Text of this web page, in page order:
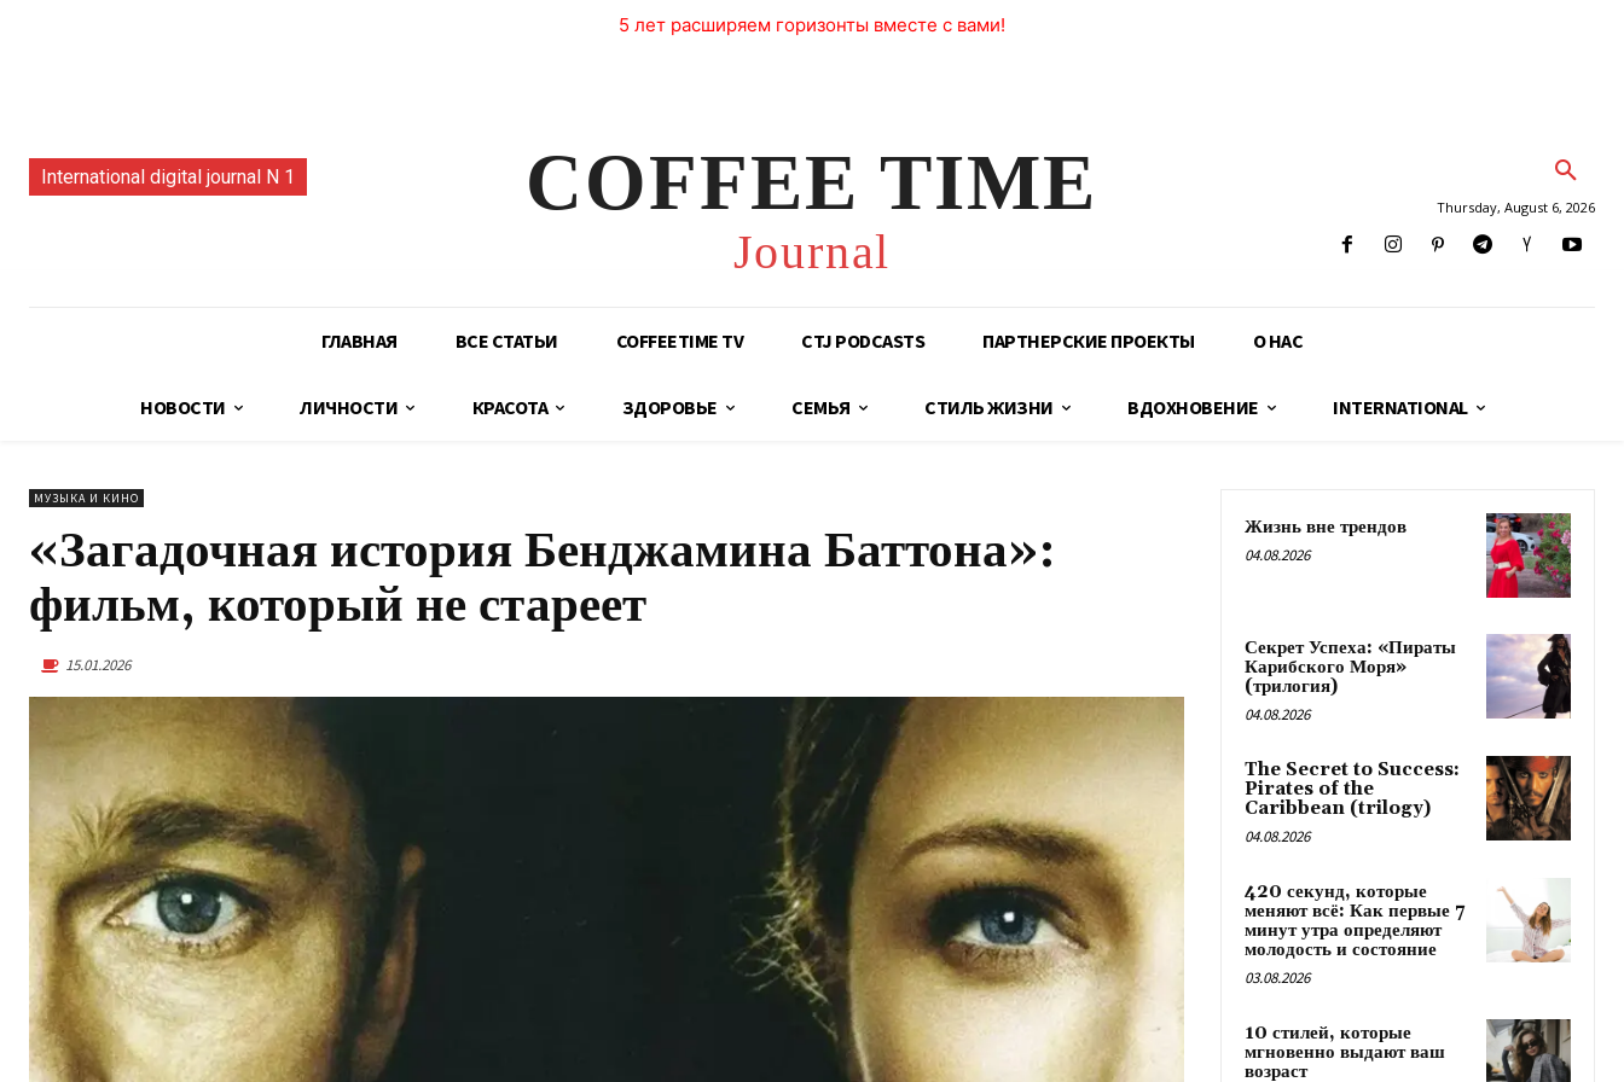
5 лет расширяем горизонты вместе с вами!
International digital journal N 1 COFFEE TIME
Journal
Thursday, August 6, 2026
ГЛАВНАЯ ВСЕ СТАТЬИ COFFEETIME TV CTJ PODCASTS ПАРТНЕРСКИЕ ПРОЕКТЫ О НАС
НОВОСТИ ЛИЧНОСТИ КРАСОТА ЗДОРОВЬЕ СЕМЬЯ СТИЛЬ ЖИЗНИ ВДОХНОВЕНИЕ INTERNATIONAL
МУЗЫКА И КИНО
«Загадочная история Бенджамина Баттона»:
фильм, который не стареет
15.01.2026
Жизнь вне трендов
04.08.2026
Секрет Успеха: «Пираты
Карибского Моря»
(трилогия)
04.08.2026
The Secret to Success:
Pirates of the
Caribbean (trilogy)
04.08.2026
420 секунд, которые
меняют всё: Как первые 7
минут утра определяют
молодость и состояние
03.08.2026
10 стилей, которые
мгновенно выдают ваш
возраст